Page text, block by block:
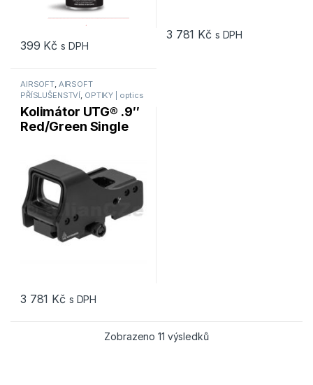
399 Kč s DPH
3 781 Kč s DPH
AIRSOFT, AIRSOFT
PŘÍSLUŠENSTVÍ, OPTIKY | optics
Kolimátor UTG® .9″
Red/Green Single
3 781 Kč s DPH
Zobrazeno 11 výsledkůSeřazeno od